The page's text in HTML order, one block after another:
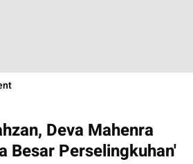
Deva Mahenra
Besar Perselingkuhan'